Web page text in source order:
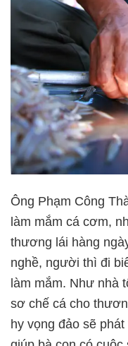
Ông Phạm Công
làm mắm cá cơm,
thương lái hàng
nghề, người thì đi
làm mắm. Như nhà
sơ chế cá cho
hy vọng đảo sẽ